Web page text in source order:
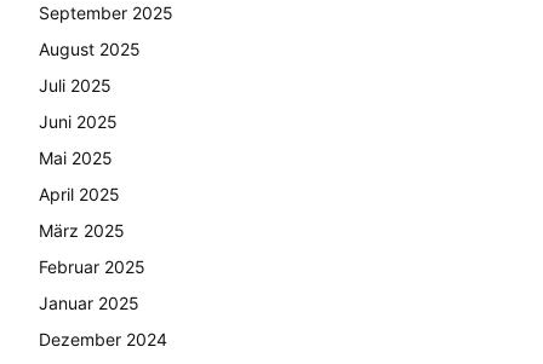
September 2025
August 2025
Juli 2025
Juni 2025
Mai 2025
April 2025
März 2025
Februar 2025
Januar 2025
Dezember 2024